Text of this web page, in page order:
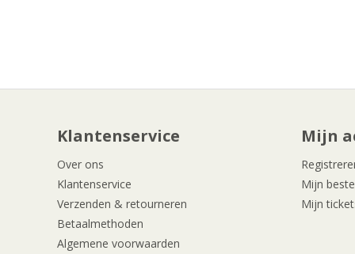
Klantenservice
Over ons
Klantenservice
Verzenden & retourneren
Betaalmethoden
Algemene voorwaarden
Mijn
Mijn
Mijn